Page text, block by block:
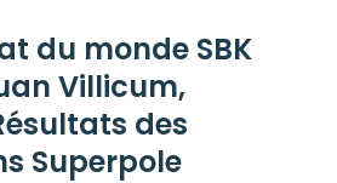
du monde SBK
Villicum,
des
Superpole